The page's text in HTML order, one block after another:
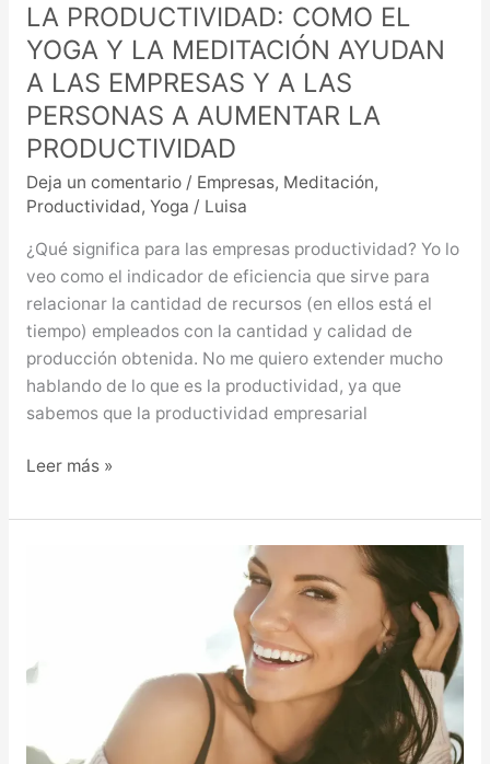
LA PRODUCTIVIDAD: COMO EL
YOGA Y LA MEDITACIÓN AYUDAN
A LAS EMPRESAS Y A LAS
PERSONAS A AUMENTAR LA
PRODUCTIVIDAD
Deja un comentario / Empresas, Meditación,
Productividad, Yoga / Luisa
¿Qué significa para las empresas productividad? Yo lo
veo como el indicador de eficiencia que sirve para
relacionar la cantidad de recursos (en ellos está el
tiempo) empleados con la cantidad y calidad de
producción obtenida. No me quiero extender mucho
hablando de lo que es la productividad, ya que
sabemos que la productividad empresarial
AUMENTAR
LA
PRODUCTIVIDAD
Leer más »